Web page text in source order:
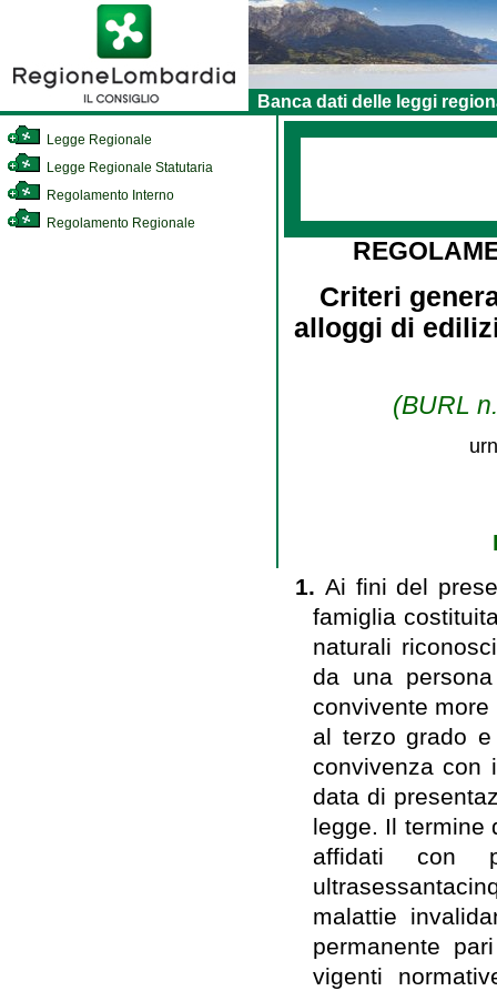
Banca dati delle leggi
Legge Regionale
Legge Regionale Statutaria
Regolamento Interno
Regolamento Regionale
Criteri
alloggi di
(BURL
1. Ai fini del
famiglia
naturali
da una
convivente
al terzo grado
convivenza con
data di
legge. Il termine
affidati con
malattie
permanente
vigenti